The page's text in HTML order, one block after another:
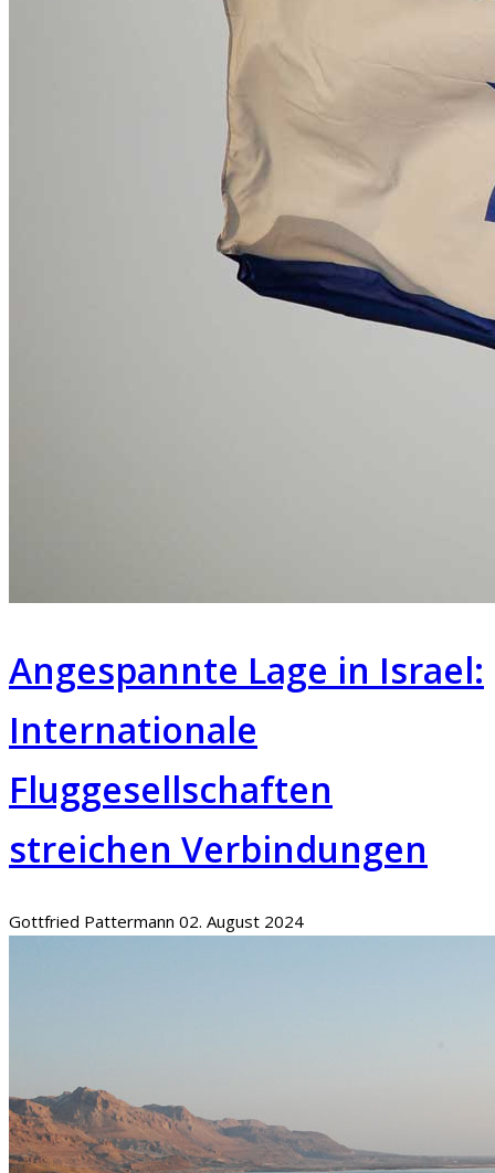
Angespannte Lage in Israel:
Internationale
Fluggesellschaften
streichen Verbindungen
Gottfried Pattermann 02. August 2024